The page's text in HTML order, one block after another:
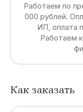
Работаем по
000 рублей.
ИП, оплата
Работаем
Как заказать